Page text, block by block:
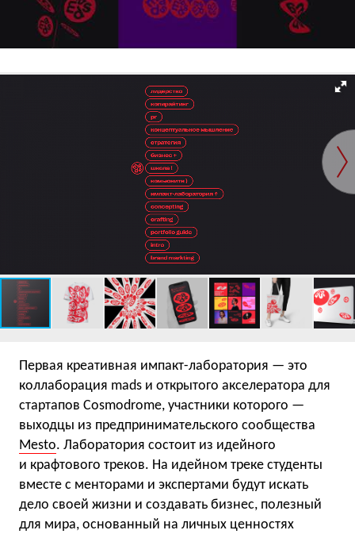
Первая креативная импакт-лаборатория — это
коллаборация mads и открытого акселератора для
стартапов Cosmodrome, участники которого —
выходцы из предпринимательского сообщества
Mesto. Лаборатория состоит из идейного
и крафтового треков. На идейном треке студенты
вместе с менторами и экспертами будут искать
дело своей жизни и создавать бизнес, полезный
для мира, основанный на личных ценностях